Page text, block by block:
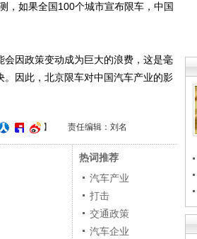
，如果全国100个城市宣布限车，中国
因政策变动成为巨大的浪费，这是毫
因此，北京限车对中国汽车产业的影
】 责任编辑：刘名
热词推荐
汽车产业
打击
交通政策
汽车企业